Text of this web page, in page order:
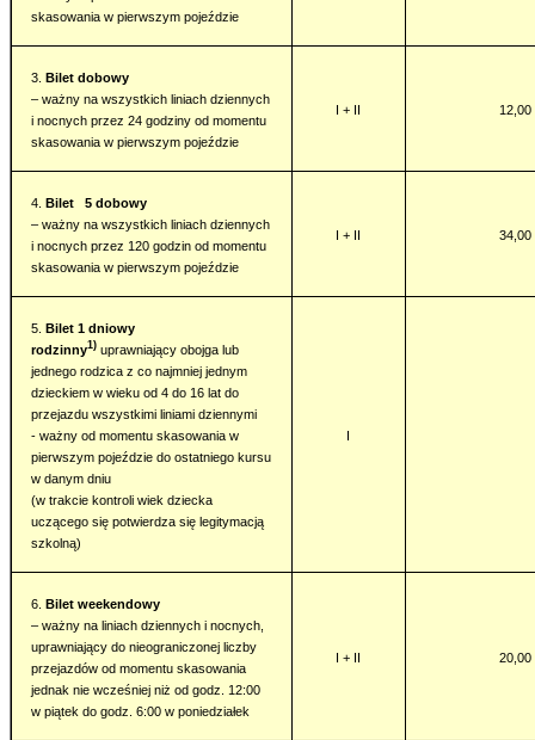
skasowania w pierwszym pojeździe
3. Bilet dobowy
– ważny na wszystkich liniach dziennych
i nocnych przez 24 godziny od momentu
skasowania w pierwszym pojeździe
I + II 12,00
4. Bilet 5 dobowy
– ważny na wszystkich liniach dziennych
i nocnych przez 120 godzin od momentu
skasowania w pierwszym pojeździe
I + II 34,00
5. Bilet 1 dniowy
rodzinny1)uprawniający obojga lub
jednego rodzica z co najmniej jednym
dzieckiem w wieku od 4 do 16 lat do
przejazdu wszystkimi liniami dziennymi
- ważny od momentu skasowania w
pierwszym pojeździe do ostatniego kursu
w danym dniu
(w trakcie kontroli wiek dziecka
uczącego się potwierdza się legitymacją
szkolną)
I
6. Bilet weekendowy
– ważny na liniach dziennych i nocnych,
uprawniający do nieograniczonej liczby
przejazdów od momentu skasowania
jednak nie wcześniej niż od godz. 12:00
w piątek do godz. 6:00 w poniedziałek
I + II 20,00